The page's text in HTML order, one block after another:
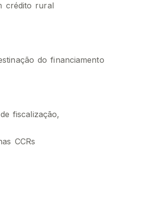
crédito rural
do financiamento
fiscalização,
CCRs